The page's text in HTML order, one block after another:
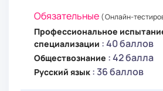
Обязательные ( Онлайн-
Профессиональное
специализации : 40 баллов
Обществознание : 42 балла
Русский язык : 36 баллов